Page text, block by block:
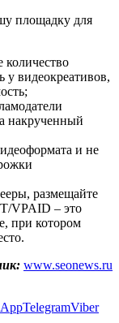
площадку для
количество
у видеокреативов,
накрученный
и не
размещайте
VPAID – это
при котором
www.seonews.ru
TelegramViber